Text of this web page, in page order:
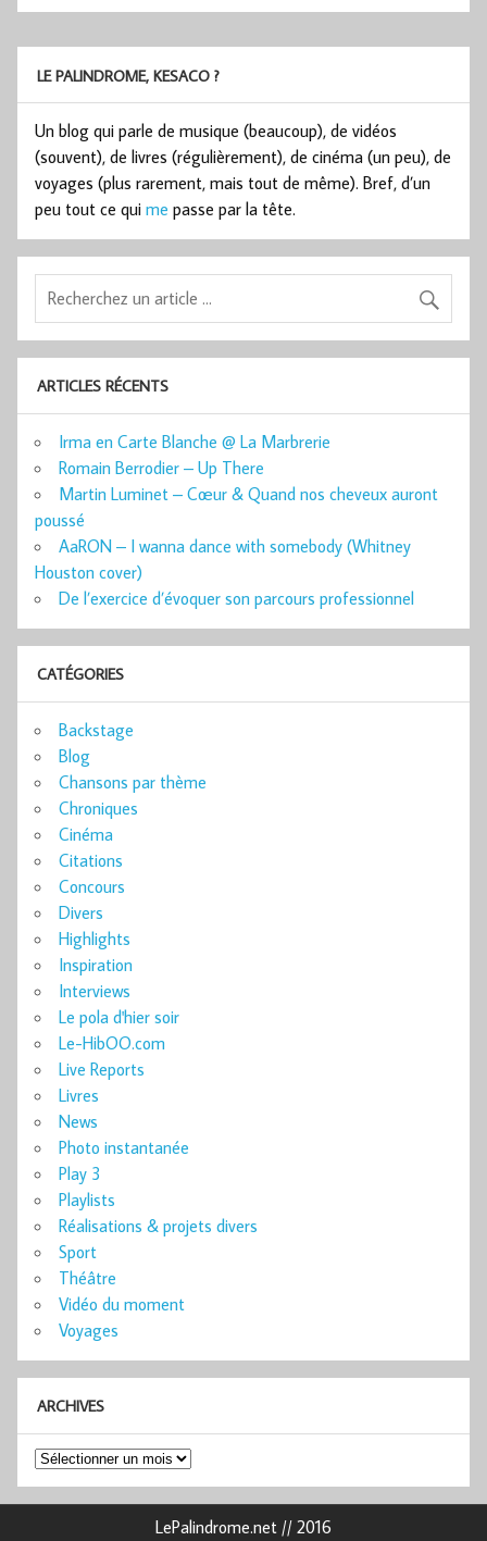
LE PALINDROME, KESACO ?
Un blog qui parle de musique (beaucoup), de vidéos
(souvent), de livres (régulièrement), de cinéma (un peu), de
voyages (plus rarement, mais tout de même). Bref, d’un
peu tout ce qui me passe par la tête.
ARTICLES RÉCENTS
Irma en Carte Blanche @ La Marbrerie
Romain Berrodier – Up There
Martin Luminet – Cœur & Quand nos cheveux auront
poussé
AaRON – I wanna dance with somebody (Whitney
Houston cover)
De l’exercice d’évoquer son parcours professionnel
CATÉGORIES
Backstage
Blog
Chansons par thème
Chroniques
Cinéma
Citations
Concours
Divers
Highlights
Inspiration
Interviews
Le pola d'hier soir
Le-HibOO.com
Live Reports
Livres
News
Photo instantanée
Play 3
Playlists
Réalisations & projets divers
Sport
Théâtre
Vidéo du moment
Voyages
ARCHIVES
Archives
LePalindrome.net // 2016